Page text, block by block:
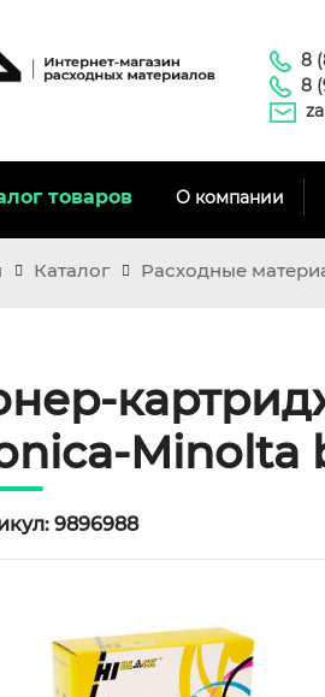
8
8
товаров О компании
Каталог Расходные
Minolta
9896988